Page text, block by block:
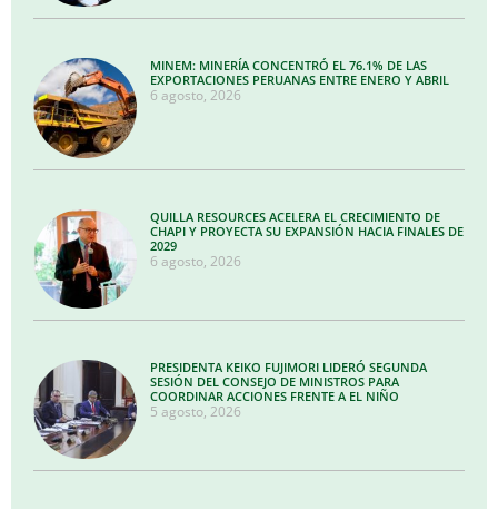
MINEM: MINERÍA CONCENTRÓ EL 76.1% DE LAS
EXPORTACIONES PERUANAS ENTRE ENERO Y ABRIL
6 agosto, 2026
QUILLA RESOURCES ACELERA EL CRECIMIENTO DE
CHAPI Y PROYECTA SU EXPANSIÓN HACIA FINALES DE
2029
6 agosto, 2026
PRESIDENTA KEIKO FUJIMORI LIDERÓ SEGUNDA
SESIÓN DEL CONSEJO DE MINISTROS PARA
COORDINAR ACCIONES FRENTE A EL NIÑO
5 agosto, 2026